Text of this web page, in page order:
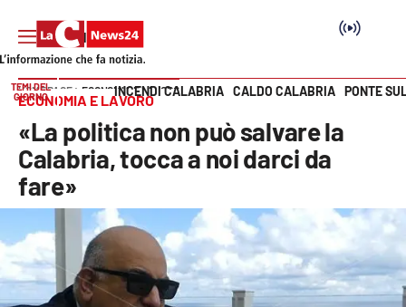
SEZIONI
Cronaca
Politica
Attualità
Vai
TEMI DEL
GIORNO
INCENDI CALABRIA CALDO CALABRIA PONTE
HOME PAGE ECONOMIA E LAVORO
ECONOMIA E LAVORO
«La politica non può salvare la
Calabria, tocca a noi darci da
fare»